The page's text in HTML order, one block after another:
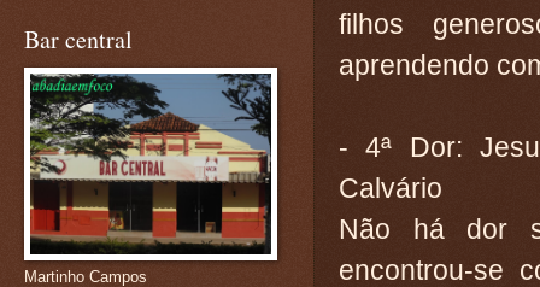
filhos
aprendendo
- 4ª Dor:
Calvário
Não há dor
encontrou-se
Bar central
Martinho Campos